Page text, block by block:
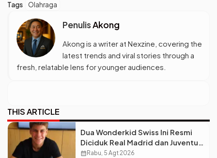
Tags Olahraga
PenulisAkong
Akong is a writer at Nexzine, covering the
latest trends and viral stories through a
fresh, relatable lens for younger audiences.
THIS ARTICLE
Dua Wonderkid Swiss Ini Resmi
Diciduk Real Madrid dan Juventus,
Siap Jadi Bintang Baru Eropa
calendar_month Rabu, 5 Agt 2026